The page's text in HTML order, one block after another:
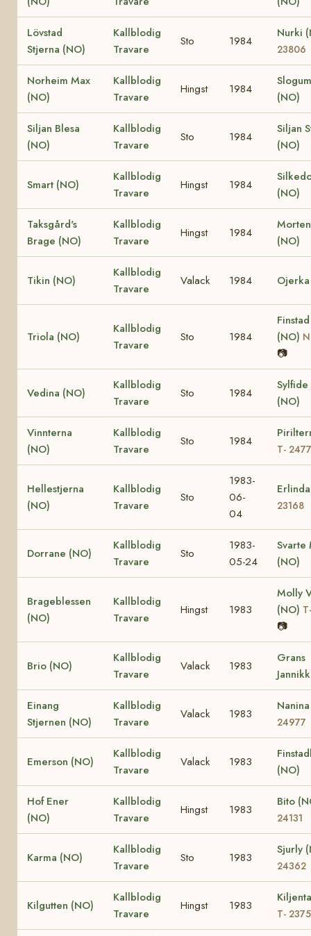
Lövstad
Stjerna (NO)
Kallblodig
Travare
Sto 1984
Nurki
23806
Norheim Max
(NO)
Kallblodig
Travare
Hingst 1984
(NO)
Siljan Blesa
(NO)
Kallblodig
Travare
Sto 1984
Siljan
(NO)
Smart (NO)
Kallblodig
Travare
Hingst 1984
(NO)
Taksgård's
Brage (NO)
Kallblodig
Travare
Hingst 1984
(NO)
Tikin (NO)
Kallblodig
Travare
Valack 1984
Triola (NO)
Kallblodig
Travare
Sto 1984
(NO)
📷
Vedina (NO)
Kallblodig
Travare
Sto 1984
Sylfide
(NO)
Vinnterna
(NO)
Kallblodig
Travare
Sto 1984
T-
Hellestjerna
(NO)
Kallblodig
Travare
Sto
1983-
06-
04
23168
Dorrane (NO)
Kallblodig
Travare
Sto
1983-
05-24
Svarte
(NO)
Brageblessen
(NO)
Kallblodig
Travare
Hingst 1983
Molly
(NO)
📷
Brio (NO)
Kallblodig
Travare
Valack 1983
Grans
Einang
Stjernen (NO)
Kallblodig
Travare
Valack 1983
24977
Emerson (NO)
Kallblodig
Travare
Valack 1983
(NO)
Hof Ener
(NO)
Kallblodig
Travare
Hingst 1983
Bito
24131
Karma (NO)
Kallblodig
Travare
Sto 1983
Sjurly
24362
Kilgutten (NO)
Kallblodig
Travare
Hingst 1983
T-